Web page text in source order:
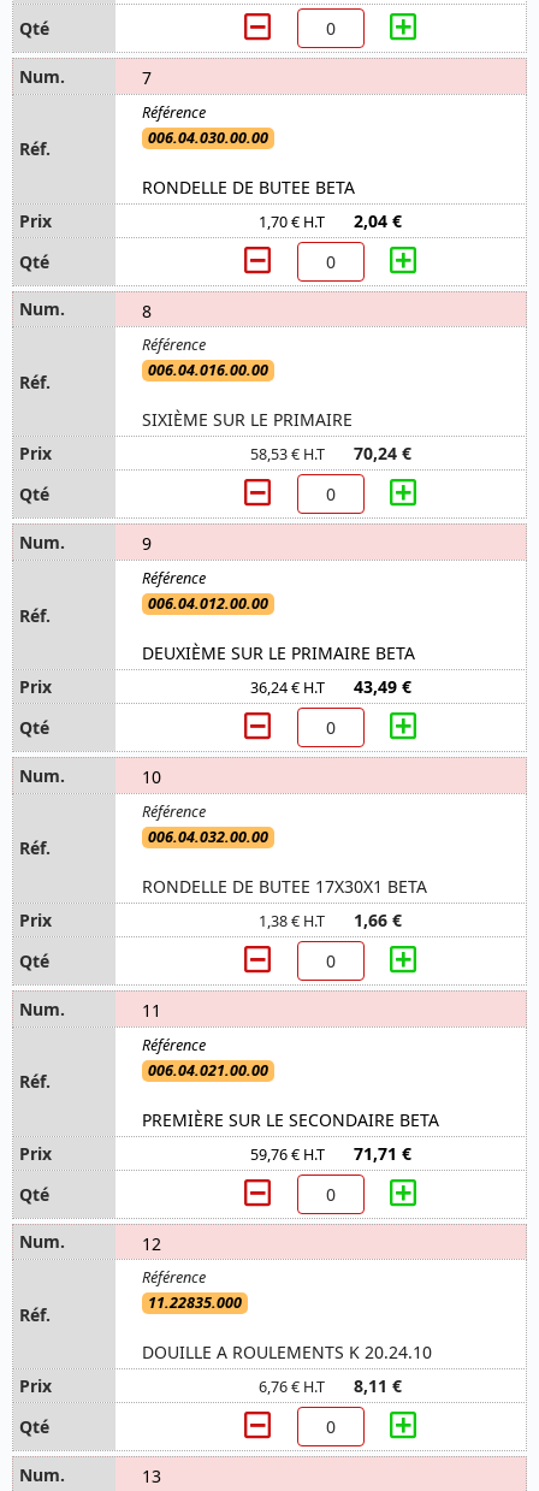
7
006.04.030.00.00
RONDELLE DE BUTEE BETA
1,70 € H.T 2,04 €
8
006.04.016.00.00
SIXIÈME SUR LE PRIMAIRE
58,53 € H.T 70,24 €
9
006.04.012.00.00
DEUXIÈME SUR LE PRIMAIRE BETA
36,24 € H.T 43,49 €
10
006.04.032.00.00
RONDELLE DE BUTEE 17X30X1 BETA
1,38 € H.T 1,66 €
11
006.04.021.00.00
PREMIÈRE SUR LE SECONDAIRE BETA
59,76 € H.T 71,71 €
12
11.22835.000
DOUILLE A ROULEMENTS K 20.24.10
6,76 € H.T 8,11 €
13